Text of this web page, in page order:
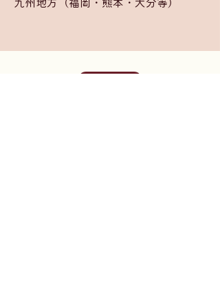
九州地方（福岡・熊本・大分等）